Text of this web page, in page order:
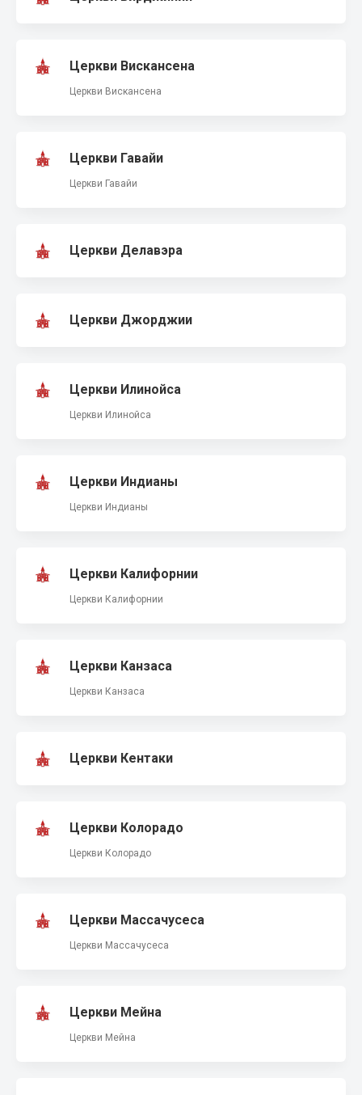
Церкви Вискансена
Церкви Вискансена
Церкви Гавайи
Церкви Гавайи
Церкви Делавэра
Церкви Джорджии
Церкви Илинойса
Церкви Илинойса
Церкви Индианы
Церкви Индианы
Церкви Калифорнии
Церкви Калифорнии
Церкви Канзаса
Церкви Канзаса
Церкви Кентаки
Церкви Колорадо
Церкви Колорадо
Церкви Массачусеса
Церкви Массачусеса
Церкви Мейна
Церкви Мейна